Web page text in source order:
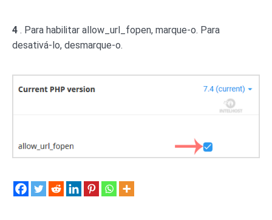
4 . Para habilitar allow_url_fopen, marque-o. Para
desativá-lo, desmarque-o.